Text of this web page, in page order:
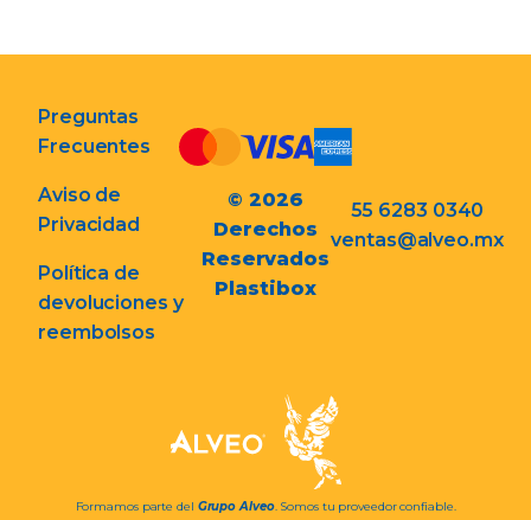
Preguntas
Frecuentes
Aviso de
Privacidad
Política de
devoluciones y
reembolsos
© 2026
Derechos
Reservados
Plastibox
55 6283 0340
ventas@alveo.mx
Formamos parte del Grupo Alveo. Somos tu proveedor confiable.